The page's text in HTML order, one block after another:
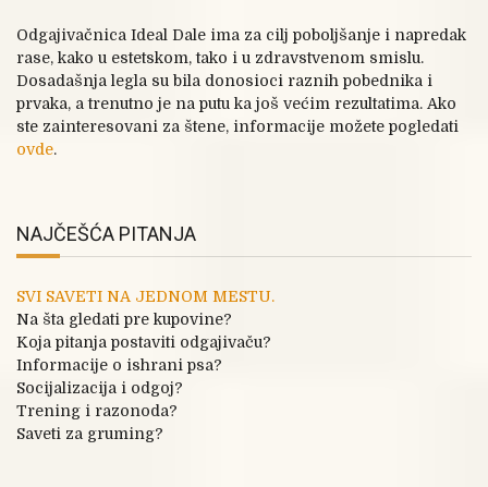
Odgajivačnica Ideal Dale ima za cilj poboljšanje i napredak
rase, kako u estetskom, tako i u zdravstvenom smislu.
Dosadašnja legla su bila donosioci raznih pobednika i
prvaka, a trenutno je na putu ka još većim rezultatima. Ako
ste zainteresovani za štene, informacije možete pogledati
ovde.
NAJČEŠĆA PITANJA
SVI SAVETI NA JEDNOM MESTU.
Na šta gledati pre kupovine?
Koja pitanja postaviti odgajivaču?
Informacije o ishrani psa?
Socijalizacija i odgoj?
Trening i razonoda?
Saveti za gruming?